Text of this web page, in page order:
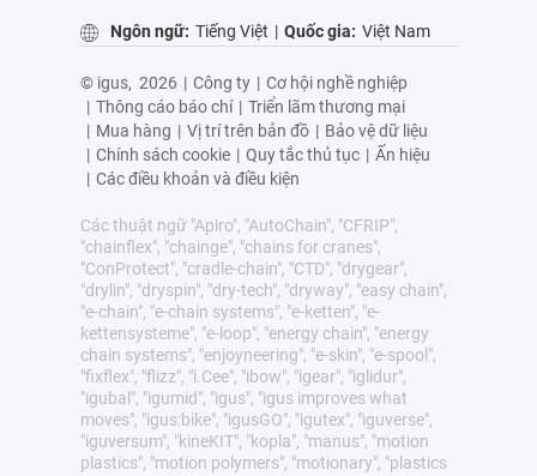
Ngôn ngữ: Tiếng Việt | Quốc gia: Việt Nam
© igus, 2026 | Công ty | Cơ hội nghề nghiệp
| Thông cáo báo chí | Triển lãm thương mại
| Mua hàng | Vị trí trên bản đồ | Bảo vệ dữ liệu
| Chính sách cookie | Quy tắc thủ tục | Ấn hiệu
| Các điều khoản và điều kiện
Các thuật ngữ "Apiro", "AutoChain", "CFRIP",
"chainflex", "chainge", "chains for cranes",
"ConProtect", "cradle-chain", "CTD", "drygear",
"drylin", "dryspin", "dry-tech", "dryway", "easy chain",
"e-chain", "e-chain systems", "e-ketten", "e-
kettensysteme", "e-loop", "energy chain", "energy
chain systems", "enjoyneering", "e-skin", "e-spool",
"fixflex", "flizz", "i.Cee", "ibow", "igear", "iglidur",
"igubal", "igumid", "igus", "igus improves what
moves", "igus:bike", "igusGO", "igutex", "iguverse",
"iguversum", "kineKIT", "kopla", "manus", "motion
plastics", "motion polymers", "motionary", "plastics